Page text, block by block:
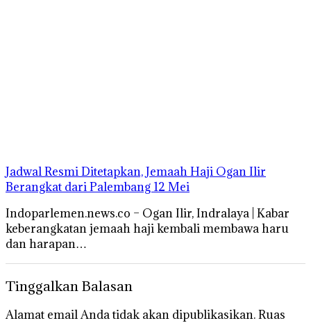
Jadwal Resmi Ditetapkan, Jemaah Haji Ogan Ilir
Berangkat dari Palembang 12 Mei
Indoparlemen.news.co – Ogan Ilir, Indralaya | Kabar
keberangkatan jemaah haji kembali membawa haru
dan harapan…
Tinggalkan Balasan
Alamat email Anda tidak akan dipublikasikan.Ruas